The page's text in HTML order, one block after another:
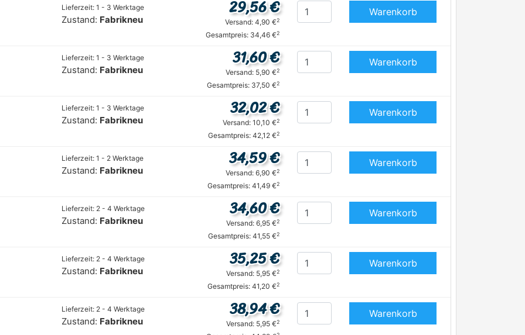
Lieferzeit: 1 - 3 Werktage
Zustand: Fabrikneu
29,56 €
Versand: 4,90 €2
Gesamtpreis: 34,46 €2
Warenkorb
Lieferzeit: 1 - 3 Werktage
Zustand: Fabrikneu
31,60 €
Versand: 5,90 €2
Gesamtpreis: 37,50 €2
Warenkorb
Lieferzeit: 1 - 3 Werktage
Zustand: Fabrikneu
32,02 €
Versand: 10,10 €2
Gesamtpreis: 42,12 €2
Warenkorb
Lieferzeit: 1 - 2 Werktage
Zustand: Fabrikneu
34,59 €
Versand: 6,90 €2
Gesamtpreis: 41,49 €2
Warenkorb
Lieferzeit: 2 - 4 Werktage
Zustand: Fabrikneu
34,60 €
Versand: 6,95 €2
Gesamtpreis: 41,55 €2
Warenkorb
Lieferzeit: 2 - 4 Werktage
Zustand: Fabrikneu
35,25 €
Versand: 5,95 €2
Gesamtpreis: 41,20 €2
Warenkorb
Lieferzeit: 2 - 4 Werktage
Zustand: Fabrikneu
38,94 €
Versand: 5,95 €2
Warenkorb